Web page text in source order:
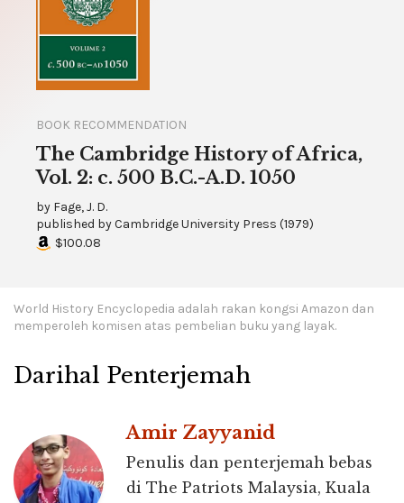
BOOK RECOMMENDATION
The Cambridge History of Africa,
Vol. 2: c. 500 B.C.-A.D. 1050
by Fage, J. D.
published byCambridge University Press (1979)
$100.08
World History Encyclopedia adalah rakan kongsi Amazon dan
memperoleh komisen atas pembelian buku yang layak.
Darihal Penterjemah
Amir Zayyanid
Penulis dan penterjemah bebas
di The Patriots Malaysia, Kuala